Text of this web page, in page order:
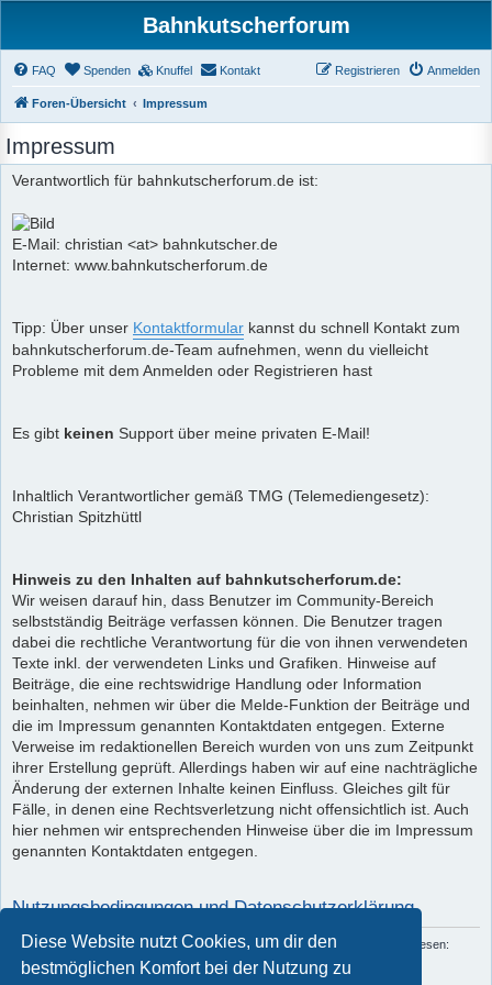
Diese Website nutzt Cookies, um dir den
bestmöglichen Komfort bei der Nutzung zu
Bahnkutscherforum
FAQ Spenden Knuffel Kontakt Anmelden
Registrieren
Foren-Übersicht Impressum
Impressum
Verantwortlich für bahnkutscherforum.de ist:
E-Mail: christian <at> bahnkutscher.de
Internet: www.bahnkutscherforum.de
Tipp: Über unser Kontaktformular kannst du schnell Kontakt zum
bahnkutscherforum.de-Team aufnehmen, wenn du vielleicht
Probleme mit dem Anmelden oder Registrieren hast
Es gibt keinen Support über meine privaten E-Mail!
Inhaltlich Verantwortlicher gemäß TMG (Telemediengesetz):
Christian Spitzhüttl
Hinweis zu den Inhalten auf bahnkutscherforum.de:
Wir weisen darauf hin, dass Benutzer im Community-Bereich
selbstständig Beiträge verfassen können. Die Benutzer tragen
dabei die rechtliche Verantwortung für die von ihnen verwendeten
Texte inkl. der verwendeten Links und Grafiken. Hinweise auf
Beiträge, die eine rechtswidrige Handlung oder Information
beinhalten, nehmen wir über die Melde-Funktion der Beiträge und
die im Impressum genannten Kontaktdaten entgegen. Externe
Verweise im redaktionellen Bereich wurden von uns zum Zeitpunkt
ihrer Erstellung geprüft. Allerdings haben wir auf eine nachträgliche
Änderung der externen Inhalte keinen Einfluss. Gleiches gilt für
Fälle, in denen eine Rechtsverletzung nicht offensichtlich ist. Auch
hier nehmen wir entsprechenden Hinweise über die im Impressum
genannten Kontaktdaten entgegen.
Nutzungsbedingungen und Datenschutzerklärung
Du kannst die Nutzungsbedingungen und die Datenschutzrichtlinie hier nachlesen:
Nutzungsbedingungen
und Datenschutzerklärung